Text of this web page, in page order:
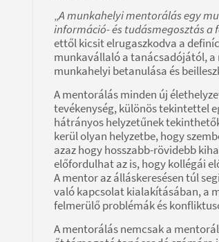
„A munkahelyi mentorálás egy
információ- és tudásmegosztás
ettől kicsit elrugaszkodva a
munkavállaló a tanácsadójától, a
munkahelyi betanulása és
A mentorálás minden új
tevékenység, különös tekintettel
hátrányos helyzetűnek
kerül olyan helyzetbe, hogy
azaz hogy hosszabb-rövidebb
előfordulhat az is, hogy kollégái
A mentor az álláskeresésen túl
való kapcsolat kialakításában, a
felmerülő problémák és
A mentorálás nemcsak a